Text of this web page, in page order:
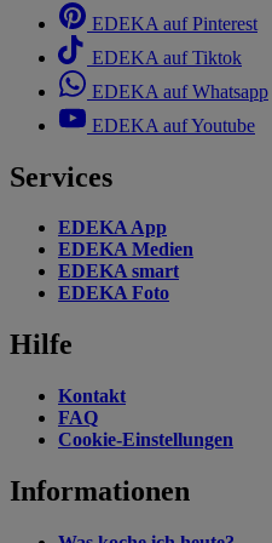
EDEKA auf Pinterest
EDEKA auf Tiktok
EDEKA auf Whatsapp
EDEKA auf Youtube
Services
EDEKA App
EDEKA Medien
EDEKA smart
EDEKA Foto
Hilfe
Kontakt
FAQ
Cookie-Einstellungen
Informationen